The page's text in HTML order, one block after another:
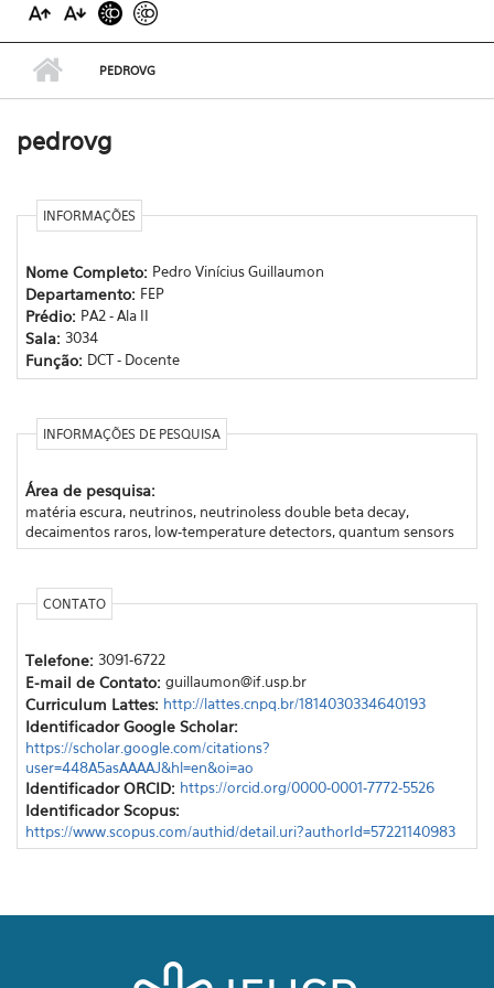
PEDROVG
pedrovg
INFORMAÇÕES
Nome Completo: Pedro Vinícius Guillaumon
Departamento: FEP
Prédio: PA2 - Ala II
Sala: 3034
Função: DCT - Docente
INFORMAÇÕES DE PESQUISA
Área de pesquisa:
matéria escura, neutrinos, neutrinoless double beta decay,
decaimentos raros, low-temperature detectors, quantum sensors
CONTATO
Telefone: 3091-6722
E-mail de Contato: guillaumon@if.usp.br
Curriculum Lattes: http://lattes.cnpq.br/1814030334640193
Identificador Google Scholar:
https://scholar.google.com/citations?
user=448A5asAAAAJ&hl=en&oi=ao
Identificador ORCID: https://orcid.org/0000-0001-7772-5526
Identificador Scopus:
https://www.scopus.com/authid/detail.uri?authorId=57221140983